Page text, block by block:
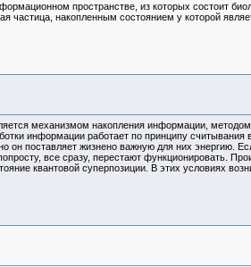
пространстве, из которых состоит
частица, накопленным состоянием у которой
механизмом накопления информации, методом
информации работает по принципу
поставляет жизнено важную для них энергию.
все сразу, перестают функционировать.
квантовой суперпозиции. В этих условиях